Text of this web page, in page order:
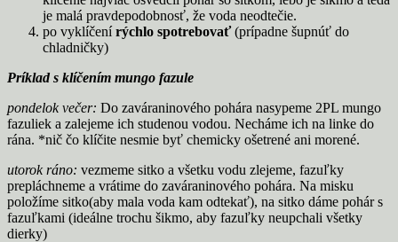
je malá pravdepodobnosť, že voda neodtečie.
po vyklíčenírýchlo spotrebovať(prípadne šupnúť do
chladničky)
Príklad s klíčením mungo fazule
pondelok večer: Do zaváraninového pohára nasypeme 2PL mungo
fazuliek a zalejeme ich studenou vodou. Necháme ich na linke do
rána. *nič čo klíčite nesmie byť chemicky ošetrené ani morené.
utorok ráno: vezmeme sitko a všetku vodu zlejeme, fazuľky
prepláchneme a vrátime do zaváraninového pohára. Na misku
položíme sitko(aby mala voda kam odtekať), na sitko dáme pohár s
fazuľkami (ideálne trochu šikmo, aby fazuľky neupchali všetky
dierky)